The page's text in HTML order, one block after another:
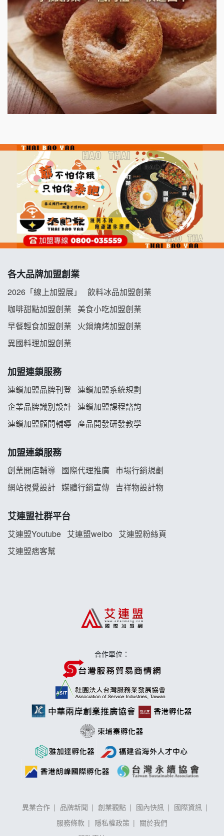
鮮茶道加盟說明會
微風亭鐵板燒加盟說明會
漫步藍咖啡加盟說明會
明石章魚燒加盟說明會
出櫃加盟說明會
七盞茶加盟說明會
拉亞漢堡加盟說明會
杜芳子古味茶鋪加盟說明會
優握握×酸奶大獅加盟說明會
阿性情趣無人販售所加盟明會
龍涎居好湯加盟說明會
韓金量加盟說明會
義氣豐發雞加盟說明會
白鬍泡泡 BOHO POPO加盟說明會
雞咕雞咕加盟說明會
TEA TOP加盟說明會
珍好味臭臭鍋加盟說明會
藍象廷泰式火鍋加盟說明會
手作功夫茶加盟說明會
各大品牌加盟創業
2026「線上加盟展」
飲料冰品加盟創業
咖啡甜點加盟創業
美食小吃加盟創業
早餐輕食加盟創業
火鍋燒烤加盟創業
異國料理加盟創業
加盟連鎖服務
連鎖加盟品牌刊登 連鎖加盟系統規劃
企業品牌識別設計 連鎖加盟課程諮詢
連鎖加盟顧問輔導 產品開發研發教學
加盟連鎖服務
創業開店輔導 國際代理推廣 市場行銷規劃
網站視覺設計 媒體行銷宣傳 吉祥物設計物
艾連盟社群平台
艾連盟Youtube 艾連盟weibo
艾連盟粉絲頁
艾連盟痞客幫
合作單位：
異業合作 品牌新聞 創業觀點 國內快訊
國際資訊
服務條款
隱私權政策
關於我們